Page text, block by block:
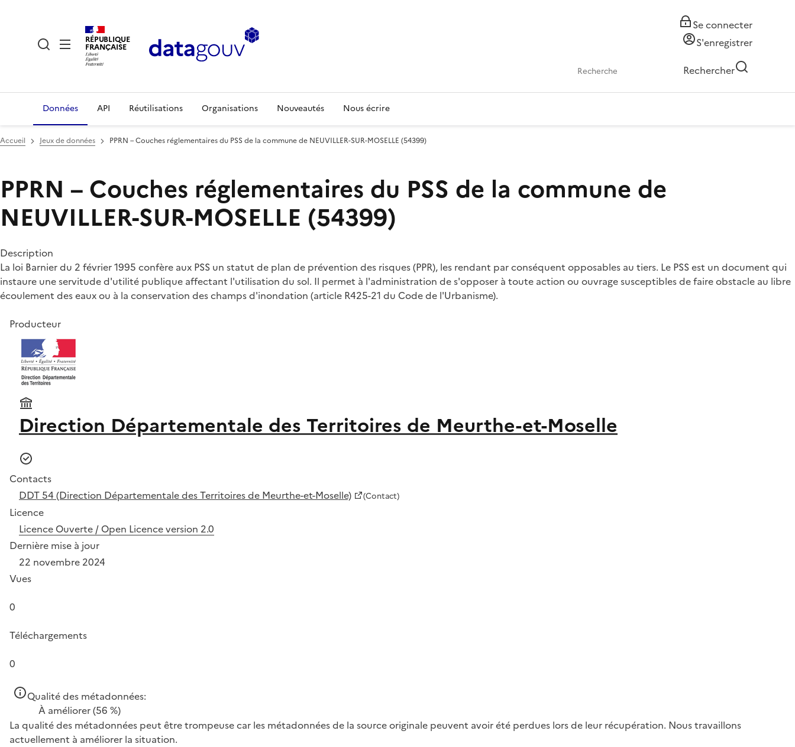
RÉPUBLIQUE
FRANÇAISE
Se connecter
S'enregistrer
Rechercher
Données API Réutilisations Organisations Nouveautés Nous écrire
Accueil Jeux de données PPRN – Couches réglementaires du PSS de la commune de NEUVILLER-SUR-MOSELLE (54399)
PPRN – Couches réglementaires du PSS de la commune de
NEUVILLER-SUR-MOSELLE (54399)
Description
La loi Barnier du 2 février 1995 confère aux PSS un statut de plan de prévention des risques (PPR), les rendant par conséquent opposables au tiers. Le PSS est un document qui
instaure une servitude d'utilité publique affectant l'utilisation du sol. Il permet à l'administration de s'opposer à toute action ou ouvrage susceptibles de faire obstacle au libre
écoulement des eaux ou à la conservation des champs d'inondation (article R425-21 du Code de l'Urbanisme).
Producteur
Direction Départementale des Territoires de Meurthe-et-Moselle
Contacts
DDT 54 (Direction Départementale des Territoires de Meurthe-et-Moselle)
(Contact)
Licence
Licence Ouverte / Open Licence version 2.0
Dernière mise à jour
22 novembre 2024
Vues
0
Téléchargements
0
Qualité des métadonnées:
À améliorer(56 %)
La qualité des métadonnées peut être trompeuse car les métadonnées de la source originale peuvent avoir été perdues lors de leur récupération. Nous travaillons
actuellement à améliorer la situation.